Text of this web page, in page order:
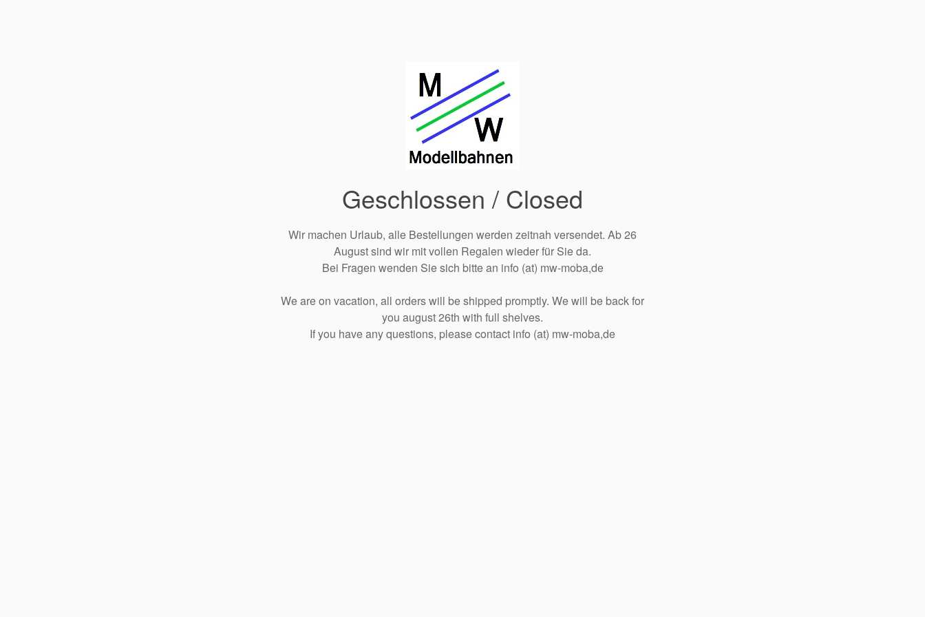
Geschlossen / Closed
Wir machen Urlaub, alle Bestellungen werden zeitnah versendet. Ab 26
August sind wir mit vollen Regalen wieder für Sie da.
Bei Fragen wenden Sie sich bitte an info (at) mw-moba,de
We are on vacation, all orders will be shipped promptly. We will be back for
you august 26th with full shelves.
If you have any questions, please contact info (at) mw-moba,de